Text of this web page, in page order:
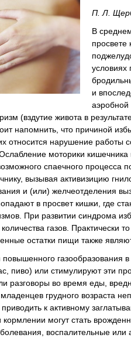
П. Л.
В
просвете
условиях
и
(вздутие живота в
напомнить, что причиной
относится нарушение работы
моторики кишечника
спаечного процесса
вызывая активизицию
и (или) желчеотделения
в просвет кишки, где
При развитии синдрома
газов.
остатки пищи также
газообразования
пиво) или стимулируют эти
разговоры во время еды,
грудного возраста
к активному
кормлении могут стать
воспалительные или